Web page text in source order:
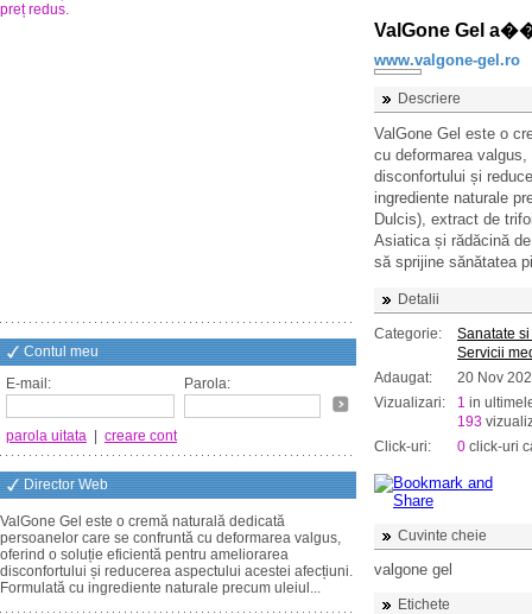
preț redus.
Contul meu
E-mail:
Parola:
parola uitata creare cont
Director Web
ValGone Gel este o cremă naturală dedicată
persoanelor care se confruntă cu deformarea valgus,
oferind o soluție eficientă pentru ameliorarea
disconfortului și reducerea aspectului acestei afecțiuni.
Formulată cu ingrediente naturale precum uleiul...
ValGone Gel
www.valgone-gel.ro
Descriere
ValGone Gel este o
cu deformarea
disconfortului și
ingrediente naturale
Dulcis), extract de
Asiatica și rădăcină
să sprijine sănătatea
Detalii
Categorie:
Sanatate
Servicii
Adaugat:
20 Nov
Vizualizari:
1 in
193
Click-uri:
0 click-uri
Cuvinte cheie
valgone gel
Etichete